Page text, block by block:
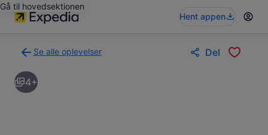
Gå til hovedsektionen
Hent appen
Se alle oplevelser
til
siden
med
Del
4+